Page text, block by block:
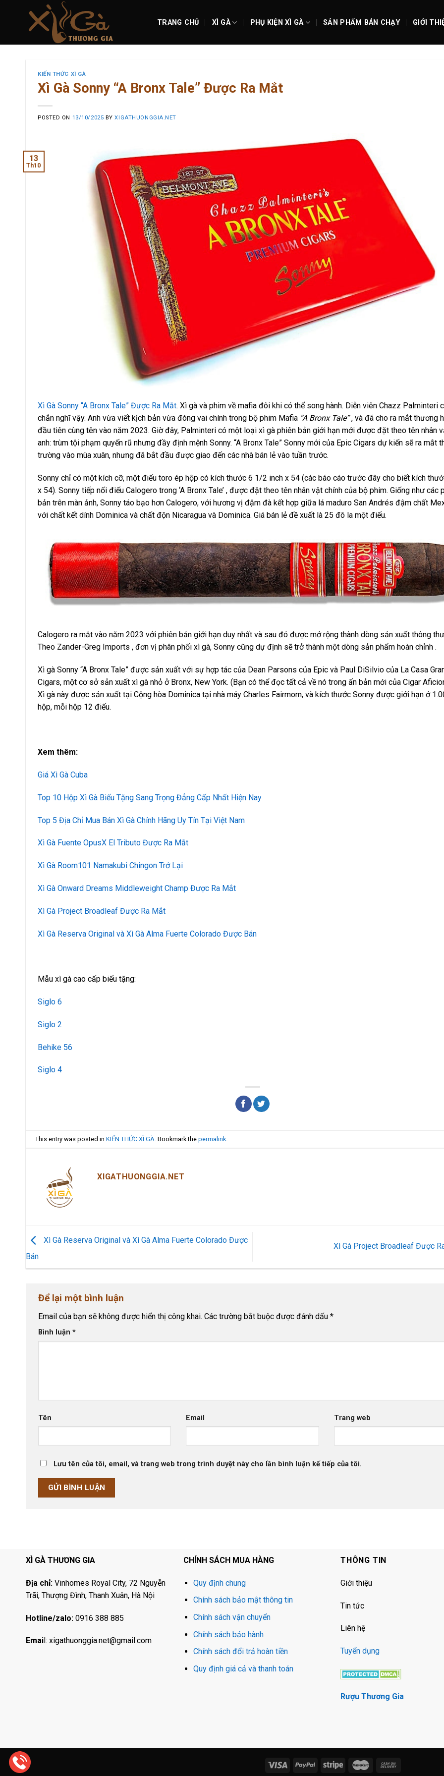
TRANG CHỦ XÌ GÀ PHỤ KIỆN XÌ GÀ SẢN PHẨM BÁN CHẠY GIỚI
KIẾN THỨC XÌ GÀ
Xì Gà Sonny “A Bronx Tale” Được Ra Mắt
POSTED ON 13/10/2025 BYXIGATHUONGGIA.NET
13
Th10
Xì Gà Sonny “A Bronx Tale” Được Ra Mắt. Xì gà và phim về mafia đôi khi có thể song hành. Diễn viên Chazz Palminteri
chắn nghĩ vậy. Anh vừa viết kịch bản vừa đóng vai chính trong bộ phim Mafia “A Bronx Tale”, và đã cho ra mắt thương
đầu tiên cùng tên vào năm 2023. Giờ đây, Palminteri có một loại xì gà phiên bản giới hạn mới được đặt theo tên nhân
anh: trùm tội phạm quyến rũ nhưng đầy định mệnh Sonny. “A Bronx Tale” Sonny mới của Epic Cigars dự kiến ​​sẽ ra mắt
trường vào mùa xuân, nhưng đã bắt đầu được giao đến các nhà bán lẻ vào tuần trước.
Sonny chỉ có một kích cỡ, một điếu toro ép hộp có kích thước 6 1/2 inch x 54 (các báo cáo trước đây cho biết kích
x 54). Sonny tiếp nối điếu Calogero trong ‘A Bronx Tale’ , được đặt theo tên nhân vật chính của bộ phim. Giống như các
bản trên màn ảnh, Sonny táo bạo hơn Calogero, với hương vị đậm đà kết hợp giữa lá maduro San Andrés đậm chất
với chất kết dính Dominica và chất độn Nicaragua và Dominica. Giá bán lẻ đề xuất là 25 đô la một điếu.
Calogero ra mắt vào năm 2023 với phiên bản giới hạn duy nhất và sau đó được mở rộng thành dòng sản xuất thông
Theo Zander-Greg Imports , đơn vị phân phối xì gà, Sonny cũng dự định sẽ trở thành một dòng sản phẩm hoàn chỉnh .
Xì gà Sonny “A Bronx Tale” được sản xuất với sự hợp tác của Dean Parsons của Epic và Paul DiSilvio của La Casa
Cigars, một cơ sở sản xuất xì gà nhỏ ở Bronx, New York. (Bạn có thể đọc tất cả về nó trong ấn bản mới của Cigar
Xì gà này được sản xuất tại Cộng hòa Dominica tại nhà máy Charles Fairmorn, và kích thước Sonny được giới hạn ở
hộp, mỗi hộp 12 điếu.
Xem thêm:
Giá Xì Gà Cuba
Top 10 Hộp Xì Gà Biếu Tặng Sang Trọng Đẳng Cấp Nhất Hiện Nay
Top 5 Địa Chỉ Mua Bán Xì Gà Chính Hãng Uy Tín Tại Việt Nam
Xì Gà Fuente OpusX El Tributo Được Ra Mắt
Xì Gà Room101 Namakubi Chingon Trở Lại
Xì Gà Onward Dreams Middleweight Champ Được Ra Mắt
Xì Gà Project Broadleaf Được Ra Mắt
Xì Gà Reserva Original và Xì Gà Alma Fuerte Colorado Được Bán
Mẫu xì gà cao cấp biếu tặng:
Siglo 6
Siglo 2
Behike 56
Siglo 4
This entry was posted inKIẾN THỨC XÌ GÀ . Bookmark thepermalink
XIGATHUONGGIA.NET
Xì Gà Reserva Original và Xì Gà Alma Fuerte Colorado Được
Bán
Xì Gà Project Broadleaf Được
Để lại một bình luận
Email của bạn sẽ không được hiển thị công khai. Các trường bắt buộc được đánh dấu *
Bình luận *
Tên Email Trang web
Lưu tên của tôi, email, và trang web trong trình duyệt này cho lần bình luận kế tiếp của tôi.
XÌ GÀ THƯƠNG GIA
Địa chỉ: Vinhomes Royal City, 72 Nguyễn
Trãi, Thượng Đình, Thanh Xuân, Hà Nội
Hotline/zalo: 0916 388 885
Emai l: xigathuonggia.net@gmail.com
CHÍNH SÁCH MUA HÀNG
Quy định chung
Chính sách bảo mật thông tin
Chính sách vận chuyển
Chính sách bảo hành
Chính sách đổi trả hoàn tiền
Quy định giá cả và thanh toán
THÔNG TIN
Giới thiệu
Tin tức
Liên hệ
Tuyển dụng
Rượu Thương Gia